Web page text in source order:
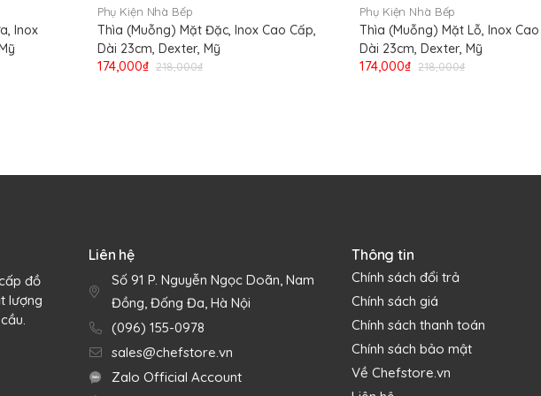
Inox
Phụ Kiện Nhà Bếp
Thìa (Muỗng) Mặt Đặc, Inox Cao Cấp,
Dài 23cm, Dexter, Mỹ
174,000₫ 218,000₫
Phụ Kiện Nhà Bếp
Thìa (Muỗng) Mặt Lỗ, Inox Cao
Dài 23cm, Dexter, Mỹ
174,000₫ 218,000₫
đồ
lượng
Liên hệ
Số 91 P. Nguyễn Ngọc Doãn, Nam
Đồng, Đống Đa, Hà Nội
(096) 155-0978
sales@chefstore.vn
Zalo Official Account
Thông tin
Chính sách đổi trả
Chính sách giá
Chính sách thanh toán
Chính sách bảo mật
Về Chefstore.vn